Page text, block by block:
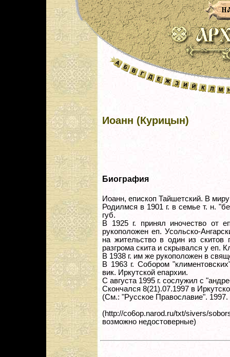
Иоанн (Курицын)
Биография
Иоанн, епископ Тайшетский. В
Родилмся в 1901 г. в семье т. н.
губ.
В 1925 г. принял иночество от
рукоположен еп. Усольско-
на жительство в один из
разгрома скита и скрывался у еп.
В 1938 г. им же рукоположен в
В 1963 г. Собором
вик. Иркутской епархии.
С августа 1995 г. сослужил с
Скончался 8(21).07.1997 в
(См.: "Русское Православие".
(http://co6op.narod.ru/txt/sivers/
возможно недостоверные)